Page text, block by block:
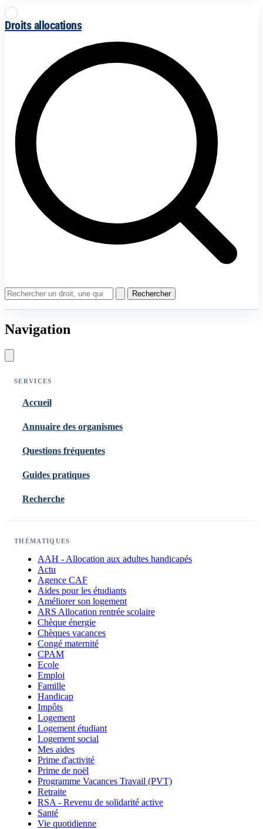
Droits allocations
Rechercher
Navigation
SERVICES
Accueil
Annuaire des organismes
Questions fréquentes
Guides pratiques
Recherche
THÉMATIQUES
AAH - Allocation aux adultes handicapés
Actu
Agence CAF
Aides pour les étudiants
Améliorer son logement
ARS Allocation rentrée scolaire
Chèque énergie
Chèques vacances
Congé maternité
CPAM
Ecole
Emploi
Famille
Handicap
Impôts
Logement
Logement étudiant
Logement social
Mes aides
Prime d'activité
Prime de noël
Programme Vacances Travail (PVT)
Retraite
RSA - Revenu de solidarité active
Santé
Vie quotidienne